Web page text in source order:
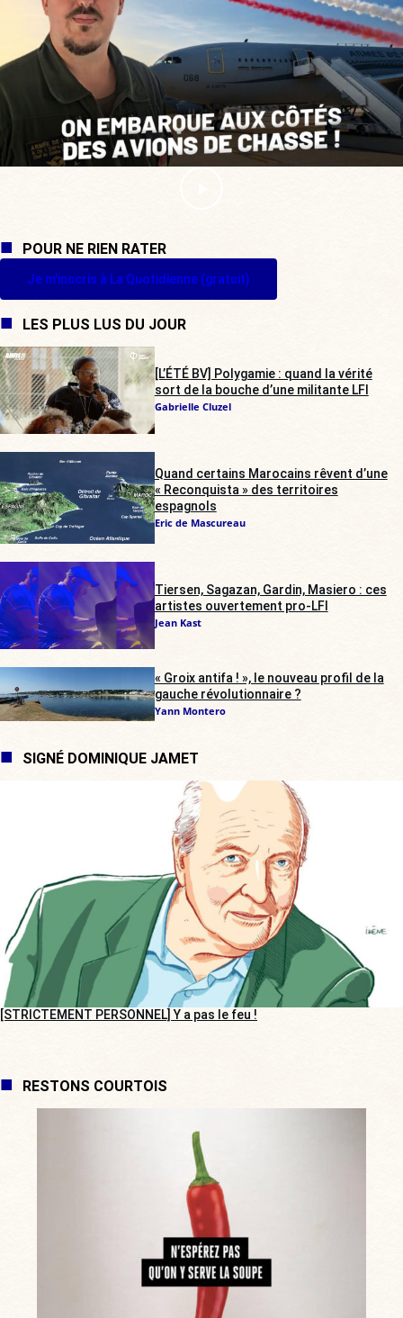
POUR NE RIEN RATER
Je m'inscris à La Quotidienne (gratuit)
LES PLUS LUS DU JOUR
[L’ÉTÉ BV] Polygamie : quand la vérité
sort de la bouche d’une militante LFI
Gabrielle Cluzel
Quand certains Marocains rêvent d’une
« Reconquista » des territoires
espagnols
Eric de Mascureau
Tiersen, Sagazan, Gardin, Masiero : ces
artistes ouvertement pro-LFI
Jean Kast
« Groix antifa ! », le nouveau profil de la
gauche révolutionnaire ?
Yann Montero
SIGNÉ DOMINIQUE JAMET
[STRICTEMENT PERSONNEL] Y a pas le feu !
RESTONS COURTOIS